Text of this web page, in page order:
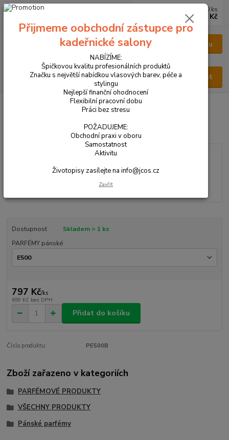
Menu
Hledat
0 ks
0 Kč
VŠECHNY PRODUKTY PARFÉM PÁNSKÝ 100ml
PARFÉM PÁNSKÝ 100ml
Dostupnost
Skladem > 1 ks
PARFÉMY pánské
797 Kč/ks
659 Kč bez DPH
Přidat do košíku
Číslo produktu: PE500B
Zboží zařazeno v kategoriích
PARFÉMOVÉ PRODUKTY
VŠECHNY PRODUKTY
Pánské parfémy
Přijmeme oobchodní zástupce pro
kadeřnické salony
NABÍZÍME:
Špičkovou kvalitu profesionálních produktů
Značku s největší nabídkou vlasových barev, péče a
stylingu
Nejlepší finanční ohodnocení
Flexibilní pracovní dobu
Práci bez stresu
POŽADUJEME:
Obchodní praxi v oboru
Samostatnost
Aktivitu
Životopisy zasílejte na info@jcos.cz
Zavřít